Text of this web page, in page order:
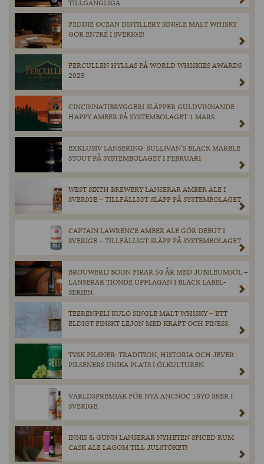
TILLGÄNGLIGA.
FEDDIE OCEAN DISTILLERY SINGLE MALT WHISKY
GÖR ENTRÉ I SVERIGE!
FERCULLEN HYLLAS PÅ WORLD WHISKIES AWARDS
2025
CINCINNATIBRYGGERI SLÄPPER GULDVINNANDE
HAPPY AMBER PÅ SYSTEMBOLAGET 1 MARS.
EXKLUSIV LANSERING: SULLIVAN’S BLACK MARBLE
STOUT PÅ SYSTEMBOLAGET I FEBRUARI
WEST SIXTH BREWERY LANSERAR AMBER ALE I
SVERIGE – TILLFÄLLIGT SLÄPP PÅ SYSTEMBOLAGET.
CAPTAIN LAWRENCE AMBER ALE GÖR DEBUT I
SVERIGE – TILLFÄLLIGT SLÄPP PÅ SYSTEMBOLAGET.
BROUWERIJ BOON FIRAR 50 ÅR MED JUBILEUMSÖL –
LANSERAR TIONDE UPPLAGAN I BLACK LABEL-
SERIEN.
TEERENPELI KULO SINGLE MALT WHISKY – ETT
ELDIGT FINSKT LEJON MED KRAFT OCH FINESS.
TYSK PILSNER: TRADITION, HISTORIA OCH JEVER
PILSENERS UNIKA PLATS I ÖLKULTUREN.
VÄRLDSPREMIÄR FÖR NYA ANCNOC 16YO SKER I
SVERIGE.
INNIS & GUNN LANSERAR NYHETEN SPICED RUM
CASK ALE LAGOM TILL JULSTÖKET!